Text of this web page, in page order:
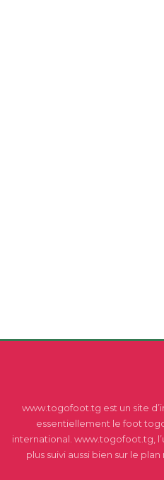
www.togofoot.tg est un site
essentiellement le foot
international. www.togofoot.tg,
plus suivi aussi bien sur le